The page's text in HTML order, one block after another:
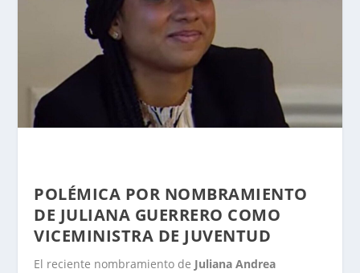
POLÉMICA POR NOMBRAMIENTO
DE JULIANA GUERRERO COMO
VICEMINISTRA DE JUVENTUD
El reciente nombramiento de Juliana Andrea